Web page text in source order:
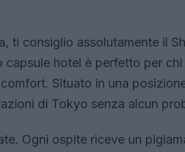
ti consiglio assolutamente il
capsule hotel è perfetto per
Situato in una
di Tokyo senza alcun
Ogni ospite riceve un